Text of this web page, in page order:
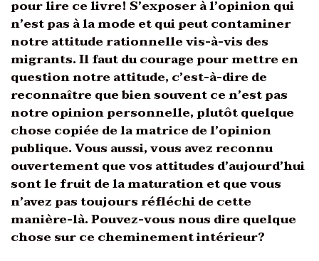
pour lire ce livre! S’exposer à l’opinion qui
n’est pas à la mode et qui peut contaminer
notre attitude rationnelle vis-à-vis des
migrants. Il faut du courage pour mettre en
question notre attitude, c’est-à-dire de
reconnaître que bien souvent ce n’est pas
notre opinion personnelle, plutôt quelque
chose copiée de la matrice de l’opinion
publique. Vous aussi, vous avez reconnu
ouvertement que vos attitudes d’aujourd’hui
sont le fruit de la maturation et que vous
n’avez pas toujours réfléchi de cette
manière-là. Pouvez-vous nous dire quelque
chose sur ce cheminement intérieur?